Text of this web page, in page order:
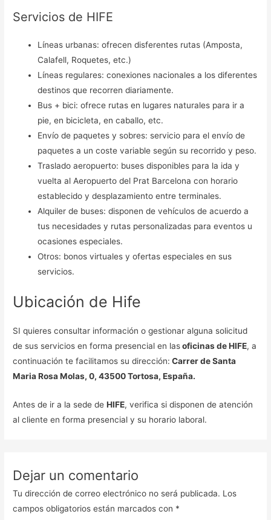
Servicios de HIFE
Líneas urbanas: ofrecen disferentes rutas (Amposta,
Calafell, Roquetes, etc.)
Líneas regulares: conexiones nacionales a los diferentes
destinos que recorren diariamente.
Bus + bici: ofrece rutas en lugares naturales para ir a
pie, en bicicleta, en caballo, etc.
Envío de paquetes y sobres: servicio para el envío de
paquetes a un coste variable según su recorrido y peso.
Traslado aeropuerto: buses disponibles para la ida y
vuelta al Aeropuerto del Prat Barcelona con horario
establecido y desplazamiento entre terminales.
Alquiler de buses: disponen de vehículos de acuerdo a
tus necesidades y rutas personalizadas para eventos u
ocasiones especiales.
Otros: bonos virtuales y ofertas especiales en sus
servicios.
Ubicación de Hife
SI quieres consultar información o gestionar alguna solicitud
de sus servicios en forma presencial en lasoficinas de HIFE, a
continuación te facilitamos su dirección: Carrer de Santa
Maria Rosa Molas, 0, 43500 Tortosa, España.
Antes de ir a la sede deHIFE, verifica si disponen de atención
al cliente en forma presencial y su horario laboral.
Dejar un comentario
Tu dirección de correo electrónico no será publicada. Los
campos obligatorios están marcados con *